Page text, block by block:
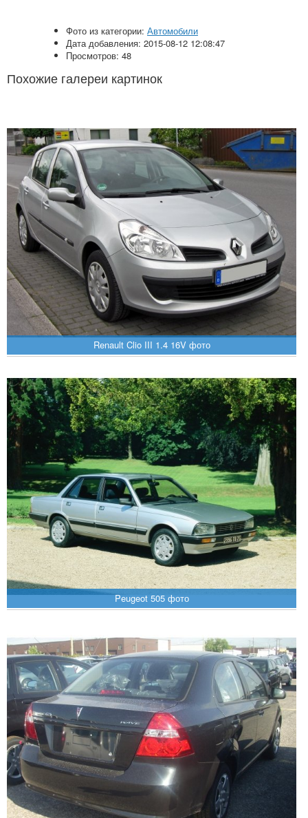
Фото из категории: Автомобили
Дата добавления: 2015-08-12 12:08:47
Просмотров: 48
Похожие галереи картинок
Renault Clio III 1.4 16V фото
Peugeot 505 фото